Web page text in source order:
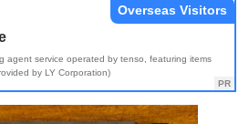
agent service operated by tenso, featuring items
by LY Corporation)
Overseas Visitors